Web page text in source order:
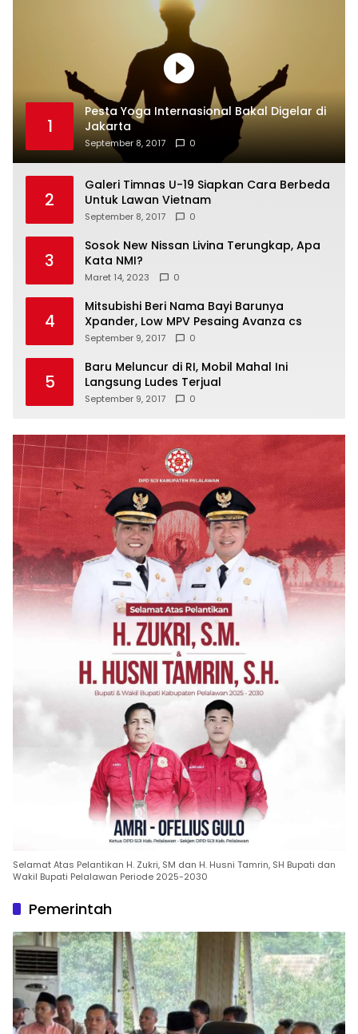
1
Pesta Yoga Internasional Bakal Digelar di
Jakarta
September 8, 2017 0
2
Galeri Timnas U-19 Siapkan Cara Berbeda
Untuk Lawan Vietnam
September 8, 2017 0
3
Sosok New Nissan Livina Terungkap, Apa
Kata NMI?
Maret 14, 2023 0
4
Mitsubishi Beri Nama Bayi Barunya
Xpander, Low MPV Pesaing Avanza cs
September 9, 2017 0
5
Baru Meluncur di RI, Mobil Mahal Ini
Langsung Ludes Terjual
September 9, 2017 0
Selamat Atas Pelantikan H. Zukri, SM dan H. Husni Tamrin, SH Bupati dan
Wakil Bupati Pelalawan Periode 2025-2030
Pemerintah